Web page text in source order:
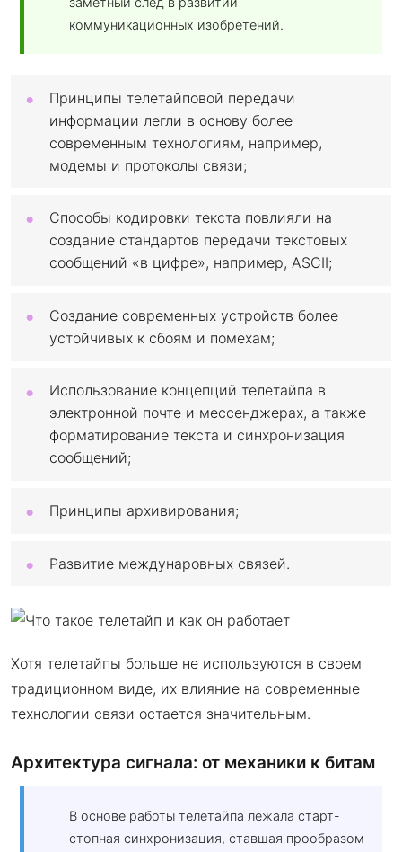
коммуникационных изобретений.
Принципы телетайповой передачи
информации легли в основу более
современным технологиям, например,
модемы и протоколы связи;
Способы кодировки текста повлияли на
создание стандартов передачи текстовых
сообщений «в цифре», например, ASCII;
Создание современных устройств более
устойчивых к сбоям и помехам;
Использование концепций телетайпа в
электронной почте и мессенджерах, а также
форматирование текста и синхронизация
сообщений;
Принципы архивирования;
Развитие междунаровных связей.
Хотя телетайпы больше не используются в своем
традиционном виде, их влияние на современные
технологии связи остается значительным.
Архитектура сигнала: от механики к битам
В основе работы телетайпа лежала старт-
стопная синхронизация, ставшая прообразом